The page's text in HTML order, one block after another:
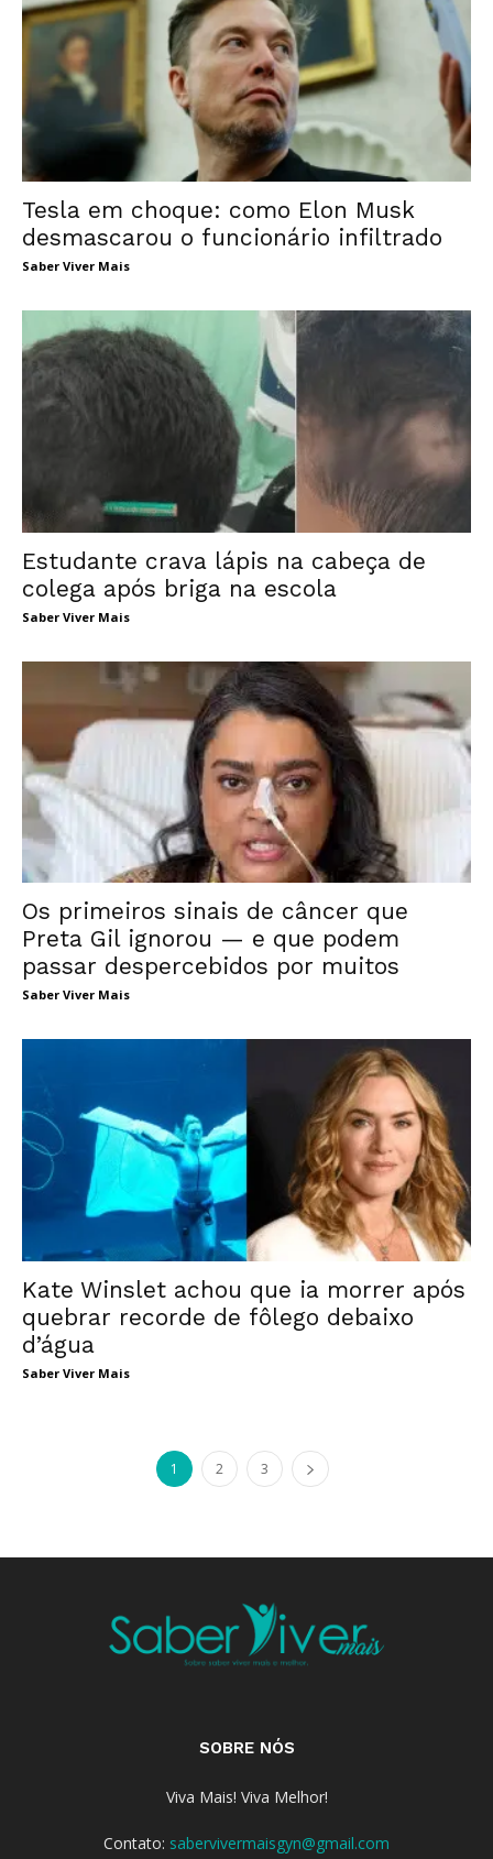
Tesla em choque: como Elon Musk
desmascarou o funcionário infiltrado
Saber Viver Mais
Estudante crava lápis na cabeça de
colega após briga na escola
Saber Viver Mais
Os primeiros sinais de câncer que
Preta Gil ignorou — e que podem
passar despercebidos por muitos
Saber Viver Mais
Kate Winslet achou que ia morrer após
quebrar recorde de fôlego debaixo
d’água
Saber Viver Mais
1 2 3
SOBRE NÓS
Viva Mais! Viva Melhor!
Contato: sabervivermaisgyn@gmail.com